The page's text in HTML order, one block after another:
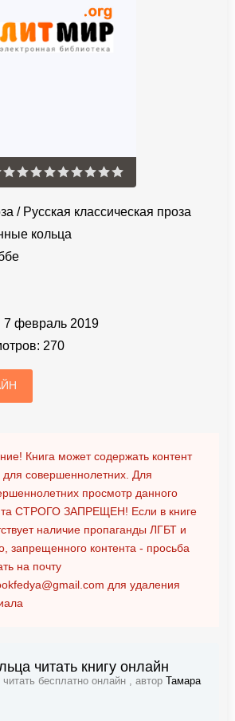
/ Русская классическая проза
кольца
7 февраль 2019
270
Книга может содержать контент
для совершеннолетних. Для
просмотр данного
СТРОГО ЗАПРЕЩЕН! Если в книге
наличие пропаганды ЛГБТ и
запрещенного контента - просьба
на почту
для удаления
читать книгу онлайн
бесплатно онлайн , автор
Тамара